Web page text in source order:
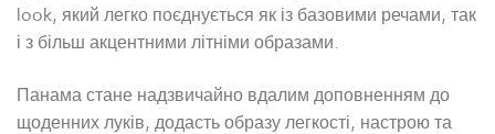
look, який легко поєднується як із базовими речами, так
і з більш акцентними літніми образами.
Панама стане надзвичайно вдалим доповненням до
щоденних луків, додасть образу легкості, настрою та